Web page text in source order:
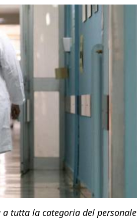
a tutta la categoria del personale